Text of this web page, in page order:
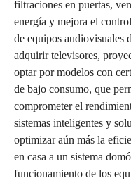
filtraciones en puertas,
energía y mejora el
de equipos audiovisuales
adquirir televisores,
optar por modelos con
de bajo consumo, que
comprometer el
sistemas inteligentes y
optimizar aún más la
en casa a un sistema
funcionamiento de los